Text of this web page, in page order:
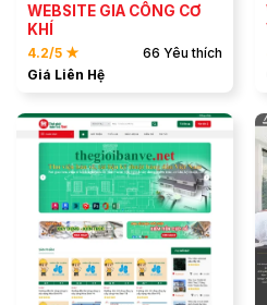
WEBSITE GIA CÔNG CƠ
KHÍ
4.2/5 ★
66 Yêu thích
Giá Liên Hệ
ĐẶT MẪU